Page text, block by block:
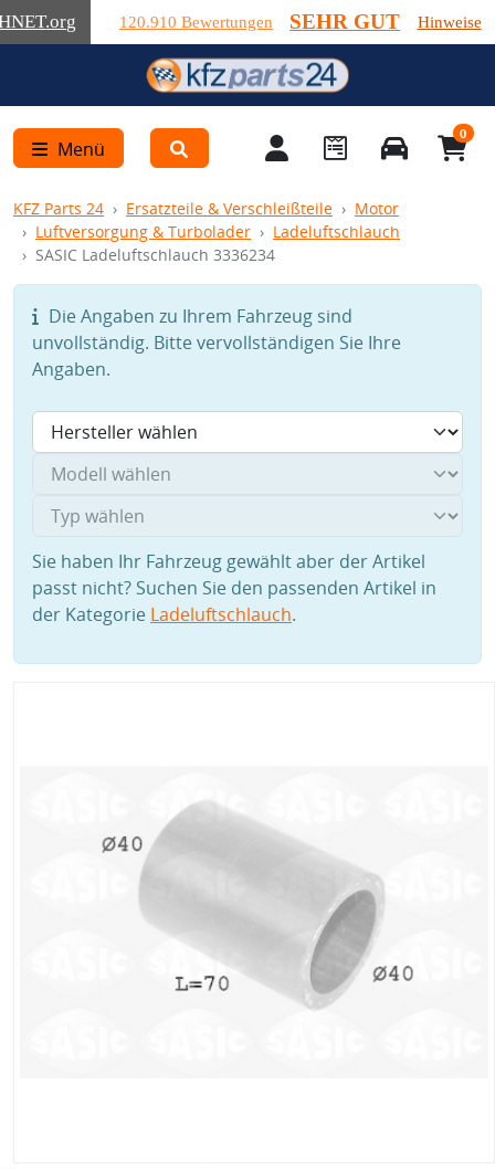
.org 120.910 Bewertungen SEHR GUT Hinweise
Menü
0
KFZ Parts 24 Ersatzteile & Verschleißteile
Motor
Luftversorgung & Turbolader
Ladeluftschlauch
SASIC Ladeluftschlauch 3336234
Die Angaben zu Ihrem Fahrzeug sind
unvollständig. Bitte vervollständigen Sie Ihre
Angaben.
Sie haben Ihr Fahrzeug gewählt aber der Artikel
passt nicht? Suchen Sie den passenden Artikel in
der Kategorie Ladeluftschlauch.